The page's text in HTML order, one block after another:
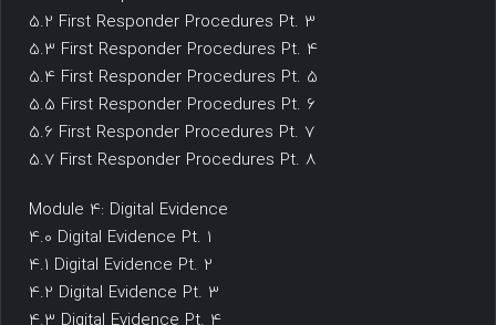
5.2 First Responder Procedures Pt. 3
5.3 First Responder Procedures Pt. 4
5.4 First Responder Procedures Pt. 5
5.5 First Responder Procedures Pt. 6
5.6 First Responder Procedures Pt. 7
5.7 First Responder Procedures Pt. 8
Module 4: Digital Evidence
4.0 Digital Evidence Pt. 1
4.1 Digital Evidence Pt. 2
4.2 Digital Evidence Pt. 3